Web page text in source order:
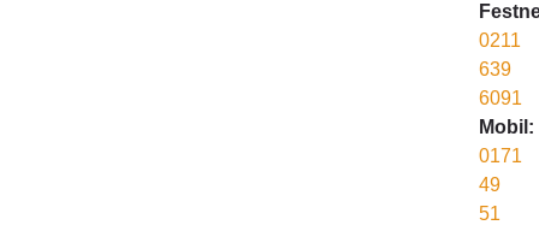
0211
639
6091
Mobil:
0171
49
51